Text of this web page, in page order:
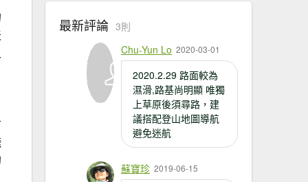
最新評論 3則
Chu-Yun Lo 2020-03-01
2020.2.29 路面較為
濕滑,路基尚明顯 唯獨
上草原後須尋路，建
議搭配登山地圖導航
避免迷航
蘇寶珍 2019-06-15